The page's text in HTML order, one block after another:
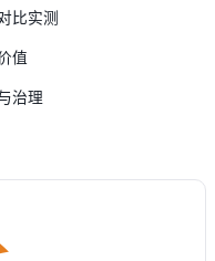
比实测
值
治理